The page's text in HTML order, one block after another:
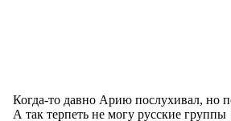
Когда-то давно Арию послухивал, но
А так терпеть не могу русские группы